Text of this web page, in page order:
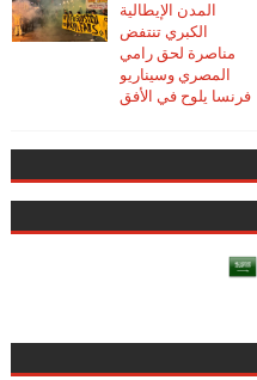
المدن الإيطالية
الكبري تنتفض
مناصرة لحق رامي
المصري وسيناريو
فرنسا يلوح في الأفق